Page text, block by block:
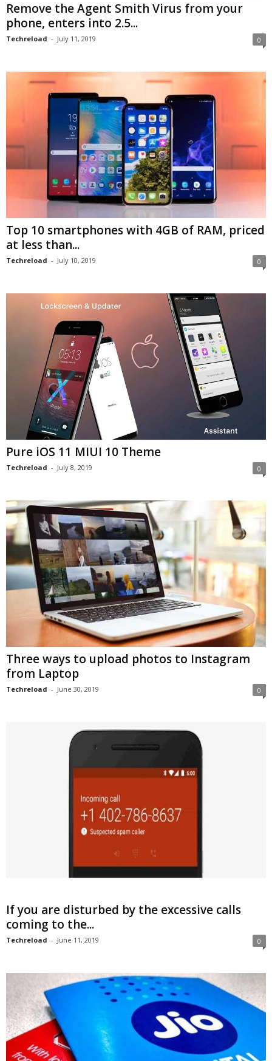
Remove the Agent Smith Virus from your
phone, enters into 2.5...
Techreload - July 11, 2019 0
Top 10 smartphones with 4GB of RAM, priced
at less than...
Techreload - July 10, 2019 0
Pure iOS 11 MIUI 10 Theme
Techreload - July 8, 2019 0
Three ways to upload photos to Instagram
from Laptop
Techreload - June 30, 2019 0
If you are disturbed by the excessive calls
coming to the...
Techreload - June 11, 2019 0